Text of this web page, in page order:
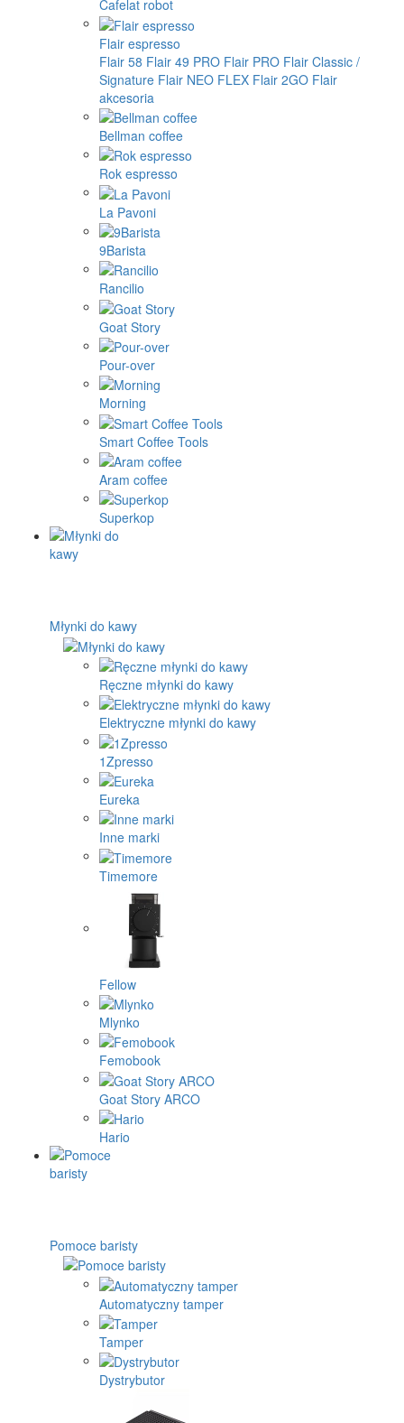
Cafelat robot
Flair espresso
Flair 58 Flair 49 PRO Flair PRO Flair Classic /
Signature Flair NEO FLEX Flair 2GO Flair
akcesoria
Bellman coffee
Rok espresso
La Pavoni
9Barista
Rancilio
Goat Story
Pour-over
Morning
Smart Coffee Tools
Aram coffee
Superkop
Młynki do kawy
Ręczne młynki do kawy
Elektryczne młynki do kawy
1Zpresso
Eureka
Inne marki
Timemore
Fellow
Mlynko
Femobook
Goat Story ARCO
Hario
Pomoce baristy
Automatyczny tamper
Tamper
Dystrybutor